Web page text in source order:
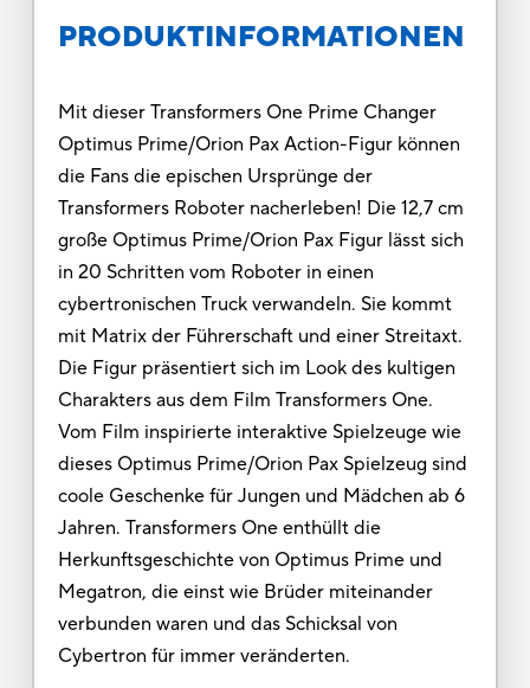
PRODUKTINFORMATIONEN
Mit dieser Transformers One Prime Changer
Optimus Prime/Orion Pax Action-Figur können
die Fans die epischen Ursprünge der
Transformers Roboter nacherleben! Die 12,7 cm
große Optimus Prime/Orion Pax Figur lässt sich
in 20 Schritten vom Roboter in einen
cybertronischen Truck verwandeln. Sie kommt
mit Matrix der Führerschaft und einer Streitaxt.
Die Figur präsentiert sich im Look des kultigen
Charakters aus dem Film Transformers One.
Vom Film inspirierte interaktive Spielzeuge wie
dieses Optimus Prime/Orion Pax Spielzeug sind
coole Geschenke für Jungen und Mädchen ab 6
Jahren. Transformers One enthüllt die
Herkunftsgeschichte von Optimus Prime und
Megatron, die einst wie Brüder miteinander
verbunden waren und das Schicksal von
Cybertron für immer veränderten.